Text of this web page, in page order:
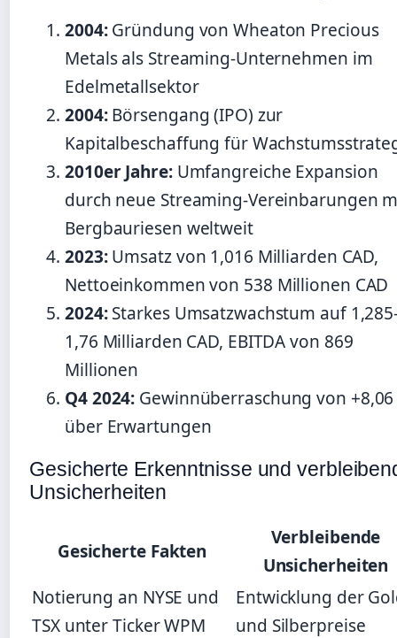
2004:Gründung von Wheaton Precious
Metals als Streaming-Unternehmen im
Edelmetallsektor
2004:Börsengang (IPO) zur
Kapitalbeschaffung für
2010er Jahre:Umfangreiche Expansion
durch neue Streaming-Vereinbarungen
Bergbauriesen weltweit
2023:Umsatz von 1,016 Milliarden CAD,
Nettoeinkommen von 538 Millionen CAD
2024:Starkes Umsatzwachstum auf
1,76 Milliarden CAD, EBITDA von 869
Millionen
Q4 2024: Gewinnüberraschung von +8,06
über Erwartungen
Gesicherte Erkenntnisse und
Unsicherheiten
Gesicherte Fakten
Verbleibende
Unsicherheiten
Notierung an NYSE und
TSX unter Ticker WPM
Entwicklung der
und Silberpreise